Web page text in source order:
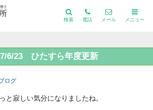
検索 電話 メール メニュー
6/23 ひたすら年度更新
ログ
と寂しい気分になりましたね。